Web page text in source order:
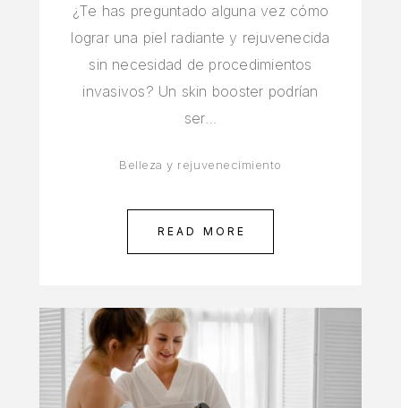
¿Te has preguntado alguna vez cómo
lograr una piel radiante y rejuvenecida
sin necesidad de procedimientos
invasivos? Un skin booster podrían
ser…
Belleza y rejuvenecimiento
READ MORE